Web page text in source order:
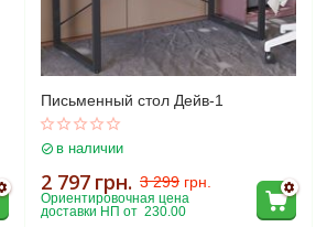
Письменный стол Дейв-1
в наличии
3 299 грн.
2 797 грн.
Ориентировочная цена
доставки НП от  230.00